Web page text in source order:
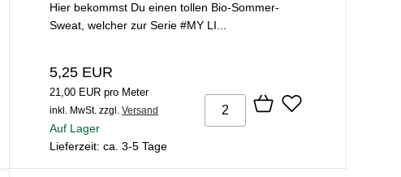
Hier bekommst Du einen tollen Bio-Sommer-
Sweat, welcher zur Serie #MY LI...
5,25 EUR
21,00 EUR pro Meter
inkl. MwSt. zzgl. Versand
Auf Lager
Lieferzeit: ca. 3-5 Tage